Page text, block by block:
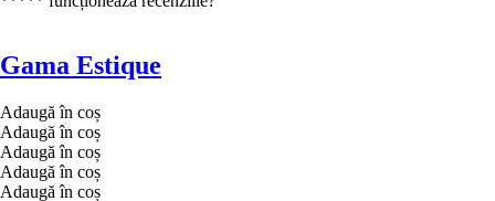
Gama Estique
Adaugă în coș
Adaugă în coș
Adaugă în coș
Adaugă în coș
Adaugă în coș